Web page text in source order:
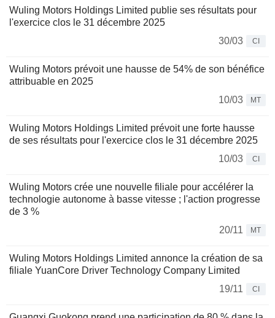
Wuling Motors Holdings Limited publie ses résultats pour
l'exercice clos le 31 décembre 2025
30/03
CI
Wuling Motors prévoit une hausse de 54% de son bénéfice
attribuable en 2025
10/03
MT
Wuling Motors Holdings Limited prévoit une forte hausse
de ses résultats pour l'exercice clos le 31 décembre 2025
10/03
CI
Wuling Motors crée une nouvelle filiale pour accélérer la
technologie autonome à basse vitesse ; l'action progresse
de 3 %
20/11
MT
Wuling Motors Holdings Limited annonce la création de sa
filiale YuanCore Driver Technology Company Limited
19/11
CI